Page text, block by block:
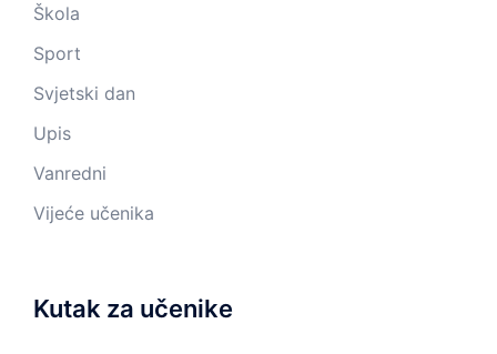
Škola
Sport
Svjetski dan
Upis
Vanredni
Vijeće učenika
Kutak za učenike